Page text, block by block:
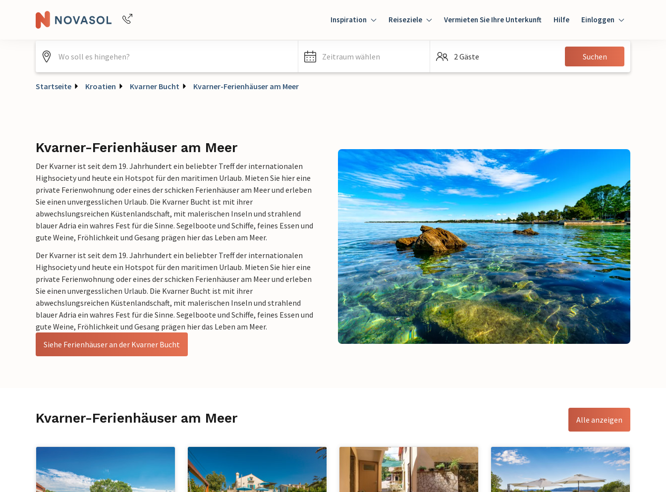
Inspiration Reiseziele Vermieten Sie Ihre Unterkunft Hilfe Einloggen
Einloggen
Gast
Zeitraum wählen 2 Gäste Suchen
Startseite Kroatien Kvarner Bucht Kvarner-Ferienhäuser am Meer
Kvarner-Ferienhäuser am Meer
Der Kvarner ist seit dem 19. Jahrhundert ein beliebter Treff der internationalen
Highsociety und heute ein Hotspot für den maritimen Urlaub. Mieten Sie hier eine
private Ferienwohnung oder eines der schicken Ferienhäuser am Meer und erleben
Sie einen unvergesslichen Urlaub. Die Kvarner Bucht ist mit ihrer
abwechslungsreichen Küstenlandschaft, mit malerischen Inseln und strahlend
blauer Adria ein wahres Fest für die Sinne. Segelboote und Schiffe, feines Essen und
gute Weine, Fröhlichkeit und Gesang prägen hier das Leben am Meer.
Der Kvarner ist seit dem 19. Jahrhundert ein beliebter Treff der internationalen
Highsociety und heute ein Hotspot für den maritimen Urlaub. Mieten Sie hier eine
private Ferienwohnung oder eines der schicken Ferienhäuser am Meer und erleben
Sie einen unvergesslichen Urlaub. Die Kvarner Bucht ist mit ihrer
abwechslungsreichen Küstenlandschaft, mit malerischen Inseln und strahlend
blauer Adria ein wahres Fest für die Sinne. Segelboote und Schiffe, feines Essen und
gute Weine, Fröhlichkeit und Gesang prägen hier das Leben am Meer.
Siehe Ferienhäuser an der Kvarner Bucht
Kvarner-Ferienhäuser am Meer Alle anzeigen